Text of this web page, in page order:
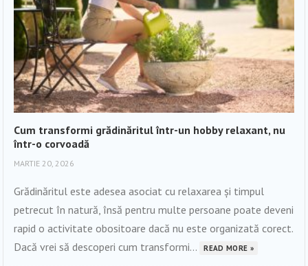
Cum transformi grădinăritul într-un hobby relaxant, nu
într-o corvoadă
MARTIE 20, 2026
Grădinăritul este adesea asociat cu relaxarea și timpul
petrecut în natură, însă pentru multe persoane poate deveni
rapid o activitate obositoare dacă nu este organizată corect.
Dacă vrei să descoperi cum transformi...
READ MORE »